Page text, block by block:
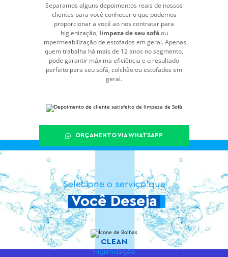
Separamos alguns depoimentos reais de nossos
clientes para você conhecer o que podemos
proporcionar a você ao nos contratar para
higienização, limpeza de seu sofáou
impermeabilização de estofados em geral. Apenas
quem trabalha há mais de 12 anos no segmento,
pode garantir máxima eficiência e o resultado
perfeito para seu sofá, colchão ou estofados em
geral.
ORÇAMENTO VIA WHATSAPP
Selecione o serviço que
Você Deseja
CLEAN
Higienização